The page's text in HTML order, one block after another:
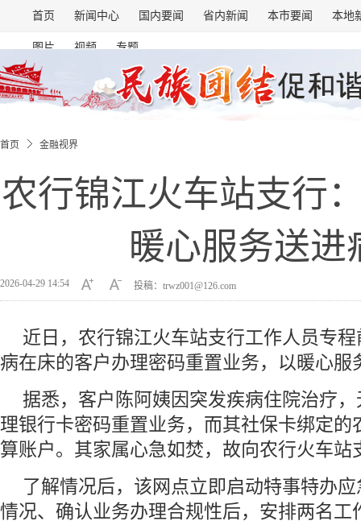
首页 新闻中心 国内要闻 省内新闻 本市要闻 本地
图片 视频 专题
首页 金融视界
农行锦江火车站支行
暖心服务送进
2026-04-29 14:54 投稿：trwz001@126.com
近日，农行锦江火车站支行工作人员专
病在床的客户办理密码重置业务，以暖心服
据悉，客户陈阿姨因突发疾病住院治疗
理银行卡密码重置业务，而其社保卡绑定的
算账户。其家属心急如焚，故向农行火车站
了解情况后，该网点立即启动特事特办
情况、确认业务办理合规性后，安排两名工